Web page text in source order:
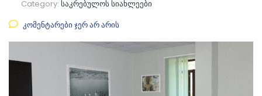
Category: საკრებულოს სიახლეები
კომენტარები ჯერ არ არის